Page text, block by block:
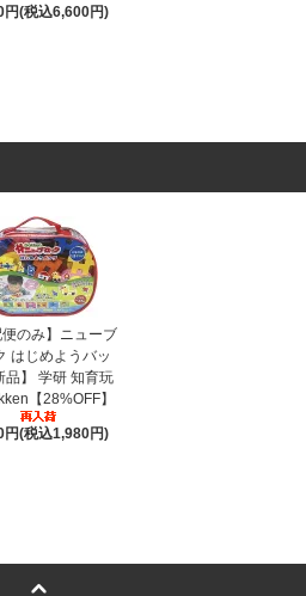
円(税込6,600円)
便のみ】ニューブ
はじめようバッ
品】 学研 知育玩
【28%OFF】
円(税込1,980円)